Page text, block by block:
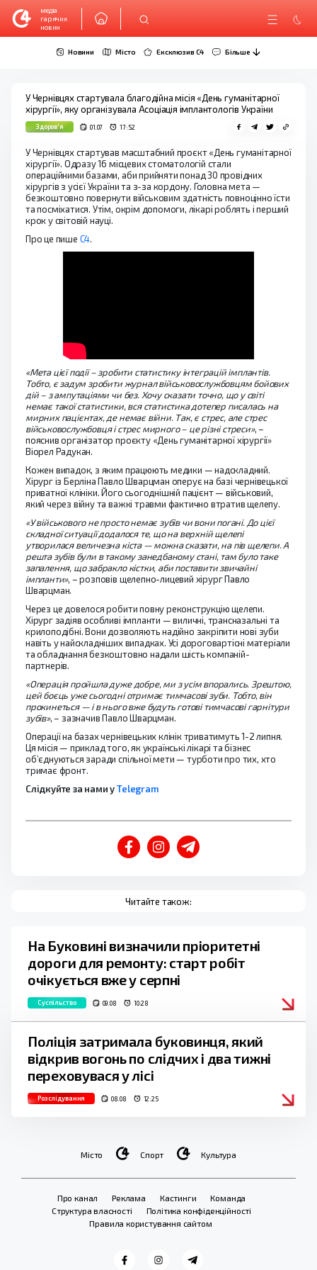
медіа
гарячих
новин
Новини Місто Ексклюзив C4 Більше
У Чернівцях стартувала благодійна місія «День гуманітарної
хірургії», яку організувала Асоціація імплантологів України
Здоров'я 01.07 17:52
У Чернівцях стартував масштабний проєкт «День гуманітарної
хірургії». Одразу 16 місцевих стоматологій стали
операційними базами, аби прийняти понад 30 провідних
хірургів з усієї України та з-за кордону. Головна мета —
безкоштовно повернути військовим здатність повноцінно їсти
та посміхатися. Утім, окрім допомоги, лікарі роблять і перший
крок у світовій науці.
Про це пише С4.
«Мета цієї події – зробити статистику інтеграцій імплантів.
Тобто, є задум зробити журнал військовослужбовцям бойових
дій – з ампутаціями чи без. Хочу сказати точно, що у світі
немає такої статистики, вся статистика дотепер писалась на
мирних пацієнтах, де немає війни. Так, є стрес, але стрес
військовослужбовця і стрес мирного – це різні стреси», –
пояснив організатор проєкту «День гуманітарної хірургії»
Віорел Радукан.
Кожен випадок, з яким працюють медики — надскладний.
Хірург із Берліна Павло Шварцман оперує на базі чернівецької
приватної клініки. Його сьогоднішній пацієнт — військовий,
який через війну та важкі травми фактично втратив щелепу.
«У військового не просто немає зубів чи вони погані. До цієї
складної ситуації додалося те, що на верхній щелепі
утворилася величезна кіста — можна сказати, на пів щелепи. А
решта зубів були в такому занедбаному стані, там було таке
запалення, що забракло кістки, аби поставити звичайні
імпланти», – розповів щелепно-лицевий хірург Павло
Шварцман.
Через це довелося робити повну реконструкцію щелепи.
Хірург задіяв особливі імпланти — виличні, трансназальні та
крилоподібні. Вони дозволяють надійно закріпити нові зуби
навіть у найскладніших випадках. Усі дороговартісні матеріали
та обладнання безкоштовно надали шість компаній-
партнерів.
«Операція пройшла дуже добре, ми з усім впорались. Зрештою,
цей боєць уже сьогодні отримає тимчасові зуби. Тобто, він
прокинеться — і в нього вже будуть готові тимчасові гарнітури
зубів», – зазначив Павло Шварцман.
Операції на базах чернівецьких клінік триватимуть 1-2 липня.
Ця місія — приклад того, як українські лікарі та бізнес
об’єднуються заради спільної мети — турботи про тих, хто
тримає фронт.
Слідкуйте за нами уTelegram
Читайте також:
На Буковині визначили пріоритетні
дороги для ремонту: старт робіт
очікується вже у серпні
Суспільство 09.08 10:28
Поліція затримала буковинця, який
відкрив вогонь по слідчих і два тижні
переховувася у лісі
Розслідування 08.08 12:25
Місто Спорт Культура
Про канал Реклама Кастинги
Команда
Структура власності
Політика конфіденційності
Правила користування сайтом